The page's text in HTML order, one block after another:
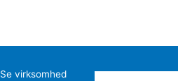
Se virksomhed